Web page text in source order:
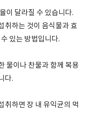
이 달라질 수 있습니다.
취하는 것이 음식물과 효
있는 방법입니다.
물이나 찬물과 함께 복용
다.
취하면 장 내 유익균의 먹